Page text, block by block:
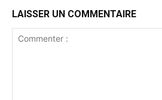
LAISSER UN COMMENTAIRE